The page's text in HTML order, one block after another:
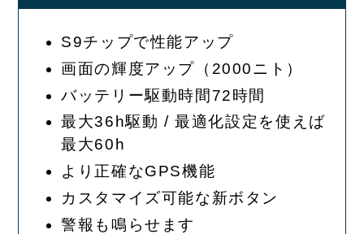
S9チップで性能アップ
画面の輝度アップ（2000ニト）
バッテリー駆動時間72時間
最大36h駆動 / 最適化設定を使えば
最大60h
より正確なGPS機能
カスタマイズ可能な新ボタン
警報も鳴らせます